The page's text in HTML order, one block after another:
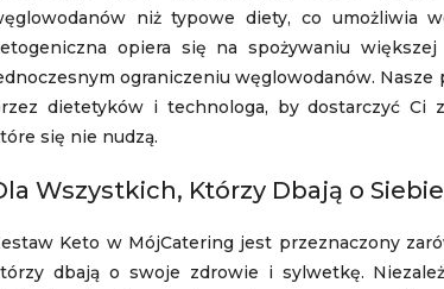
niż typowe diety, co umożliwia
opiera się na spożywaniu
ograniczeniu węglowodanów. Nasze
dietetyków i technologa, by dostarczyć Ci
się nie nudzą.
Wszystkich, Którzy Dbają o Siebie
Keto w MójCatering jest przeznaczony
dbają o swoje zdrowie i sylwetkę.